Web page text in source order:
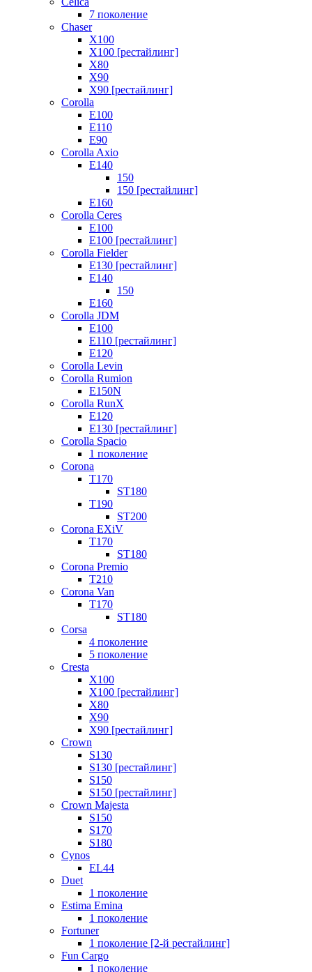
7 поколение
Chaser
X100
X100 [рестайлинг]
X80
X90
X90 [рестайлинг]
Corolla
E100
E110
E90
Corolla Axio
E140
150
150 [рестайлинг]
E160
Corolla Ceres
E100
E100 [рестайлинг]
Corolla Fielder
E130 [рестайлинг]
E140
150
E160
Corolla JDM
E100
E110 [рестайлинг]
E120
Corolla Levin
Corolla Rumion
E150N
Corolla RunX
E120
E130 [рестайлинг]
Corolla Spacio
1 поколение
Corona
T170
ST180
T190
ST200
Corona EXiV
T170
ST180
Corona Premio
T210
Corona Van
T170
ST180
Corsa
4 поколение
5 поколение
Cresta
X100
X100 [рестайлинг]
X80
X90
X90 [рестайлинг]
Crown
S130
S130 [рестайлинг]
S150
S150 [рестайлинг]
Crown Majesta
S150
S170
S180
Cynos
EL44
Duet
1 поколение
Estima Emina
1 поколение
Fortuner
1 поколение [2-й рестайлинг]
Fun Cargo
1 поколение